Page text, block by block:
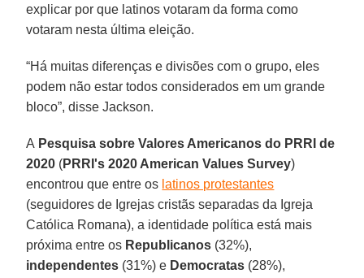
explicar por que latinos votaram da forma como
votaram nesta última eleição.
“Há muitas diferenças e divisões com o grupo, eles
podem não estar todos considerados em um grande
bloco”, disse Jackson.
A Pesquisa sobre Valores Americanos do PRRI de
2020 (PRRI's 2020 American Values Survey)
encontrou que entre os latinos protestantes
(seguidores de Igrejas cristãs separadas da Igreja
Católica Romana), a identidade política está mais
próxima entre os Republicanos (32%),
independentes (31%) e Democratas (28%),